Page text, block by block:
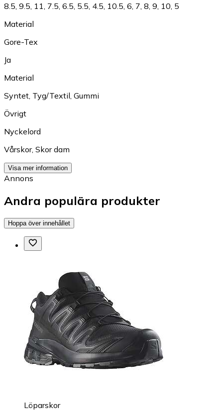
8.5 9.5 11 7.5 6.5 5.5 4.5 10.5 6 7 8 9 10 5
Material
Gore-Tex
Ja
Material
Syntet Tyg/Textil Gummi
Övrigt
Nyckelord
Vårskor, Skor dam
Visa mer information
Annons
Andra populära produkter
Hoppa över innehållet
Löparskor